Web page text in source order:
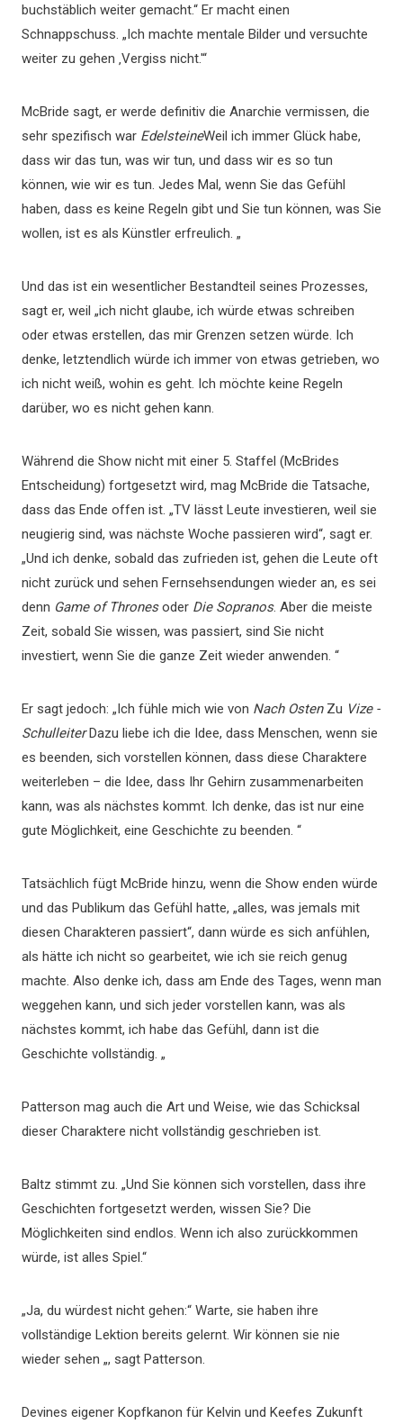
buchstäblich weiter gemacht.“ Er macht einen
Schnappschuss. „Ich machte mentale Bilder und versuchte
weiter zu gehen ‚Vergiss nicht.'“
McBride sagt, er werde definitiv die Anarchie vermissen, die
sehr spezifisch war EdelsteineWeil ich immer Glück habe,
dass wir das tun, was wir tun, und dass wir es so tun
können, wie wir es tun. Jedes Mal, wenn Sie das Gefühl
haben, dass es keine Regeln gibt und Sie tun können, was Sie
wollen, ist es als Künstler erfreulich. „
Und das ist ein wesentlicher Bestandteil seines Prozesses,
sagt er, weil „ich nicht glaube, ich würde etwas schreiben
oder etwas erstellen, das mir Grenzen setzen würde. Ich
denke, letztendlich würde ich immer von etwas getrieben, wo
ich nicht weiß, wohin es geht. Ich möchte keine Regeln
darüber, wo es nicht gehen kann.
Während die Show nicht mit einer 5. Staffel (McBrides
Entscheidung) fortgesetzt wird, mag McBride die Tatsache,
dass das Ende offen ist. „TV lässt Leute investieren, weil sie
neugierig sind, was nächste Woche passieren wird“, sagt er.
„Und ich denke, sobald das zufrieden ist, gehen die Leute oft
nicht zurück und sehen Fernsehsendungen wieder an, es sei
denn Game of Thronesoder Die Sopranos. Aber die meiste
Zeit, sobald Sie wissen, was passiert, sind Sie nicht
investiert, wenn Sie die ganze Zeit wieder anwenden. “
Er sagt jedoch: „Ich fühle mich wie von Nach OstenZu Vize -
SchulleiterDazu liebe ich die Idee, dass Menschen, wenn sie
es beenden, sich vorstellen können, dass diese Charaktere
weiterleben – die Idee, dass Ihr Gehirn zusammenarbeiten
kann, was als nächstes kommt. Ich denke, das ist nur eine
gute Möglichkeit, eine Geschichte zu beenden. “
Tatsächlich fügt McBride hinzu, wenn die Show enden würde
und das Publikum das Gefühl hatte, „alles, was jemals mit
diesen Charakteren passiert“, dann würde es sich anfühlen,
als hätte ich nicht so gearbeitet, wie ich sie reich genug
machte. Also denke ich, dass am Ende des Tages, wenn man
weggehen kann, und sich jeder vorstellen kann, was als
nächstes kommt, ich habe das Gefühl, dann ist die
Geschichte vollständig. „
Patterson mag auch die Art und Weise, wie das Schicksal
dieser Charaktere nicht vollständig geschrieben ist.
Baltz stimmt zu. „Und Sie können sich vorstellen, dass ihre
Geschichten fortgesetzt werden, wissen Sie? Die
Möglichkeiten sind endlos. Wenn ich also zurückkommen
würde, ist alles Spiel.“
„Ja, du würdest nicht gehen:“ Warte, sie haben ihre
vollständige Lektion bereits gelernt. Wir können sie nie
wieder sehen „, sagt Patterson.
Devines eigener Kopfkanon für Kelvin und Keefes Zukunft